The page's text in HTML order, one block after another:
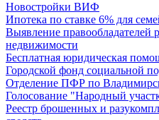
Новостройки ВИФ
Ипотека по ставке 6% для
Выявление правообладателей
недвижимости
Бесплатная юридическая
Городской фонд социальной
Отделение ПФР по
Голосование "Народный
Реестр брошенных и